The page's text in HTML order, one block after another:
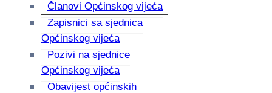
Članovi Općinskog vijeća
Zapisnici sa sjednica
Općinskog vijeća
Pozivi na sjednice
Općinskog vijeća
Obavijest općinskih